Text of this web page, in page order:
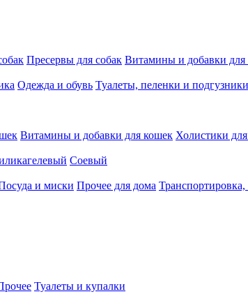
Пресервы для собак Витамины и добавки для
Одежда и обувь Туалеты, пеленки и подгузники
Витамины и добавки для кошек Холистики
Соевый
и миски Прочее для дома
Туалеты и купалки